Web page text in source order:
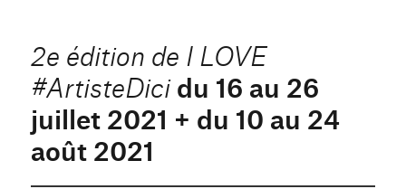
2e édition de I LOVE
#ArtisteDicidu 16 au 26
juillet 2021 + du 10 au 24
août 2021